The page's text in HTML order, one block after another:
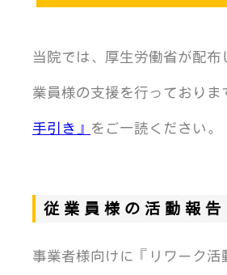
当院では、厚生労働省が配
業員様の支援を行っておりま
手引き』 をご一読ください。
従業員様の活動報
事業者様向けに『リワーク活